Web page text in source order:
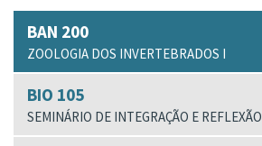
BAN 200
ZOOLOGIA DOS INVERTEBRADOS I
BIO 105
SEMINÁRIO DE INTEGRAÇÃO E REFLEXÃO